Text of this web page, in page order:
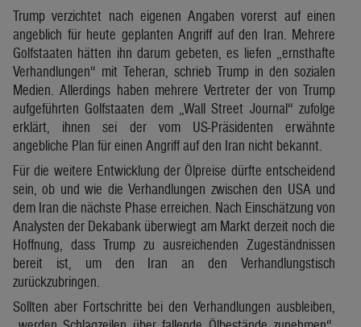
Trump verzichtet nach eigenen Angaben vorerst auf einen
angeblich für heute geplanten Angriff auf den Iran. Mehrere
Golfstaaten hätten ihn darum gebeten, es liefen „ernsthafte
Verhandlungen“ mit Teheran, schrieb Trump in den sozialen
Medien. Allerdings haben mehrere Vertreter der von Trump
aufgeführten Golfstaaten dem „Wall Street Journal“ zufolge
erklärt, ihnen sei der vom US-Präsidenten erwähnte
angebliche Plan für einen Angriff auf den Iran nicht bekannt.
Für die weitere Entwicklung der Ölpreise dürfte entscheidend
sein, ob und wie die Verhandlungen zwischen den USA und
dem Iran die nächste Phase erreichen. Nach Einschätzung von
Analysten der Dekabank überwiegt am Markt derzeit noch die
Hoffnung, dass Trump zu ausreichenden Zugeständnissen
bereit ist, um den Iran an den Verhandlungstisch
zurückzubringen.
Sollten aber Fortschritte bei den Verhandlungen ausbleiben,